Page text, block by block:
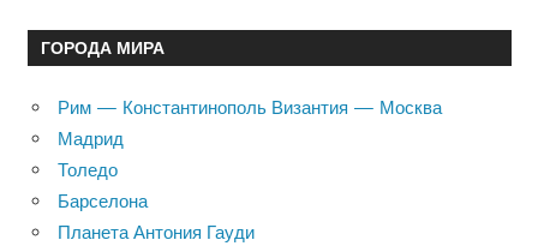
ГОРОДА МИРА
Рим — Константинополь Византия — Москва
Мадрид
Толедо
Барселона
Планета Антония Гауди